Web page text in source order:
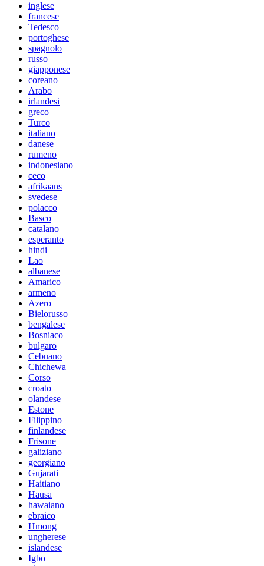
inglese
francese
Tedesco
portoghese
spagnolo
russo
giapponese
coreano
Arabo
irlandesi
greco
Turco
italiano
danese
rumeno
indonesiano
ceco
afrikaans
svedese
polacco
Basco
catalano
esperanto
hindi
Lao
albanese
Amarico
armeno
Azero
Bielorusso
bengalese
Bosniaco
bulgaro
Cebuano
Chichewa
Corso
croato
olandese
Estone
Filippino
finlandese
Frisone
galiziano
georgiano
Gujarati
Haitiano
Hausa
hawaiano
ebraico
Hmong
ungherese
islandese
Igbo